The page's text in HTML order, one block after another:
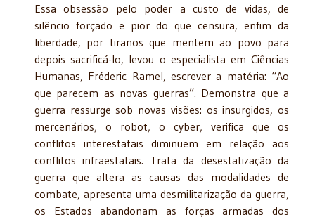
Essa obsessão pelo poder a custo de vidas, de
silêncio forçado e pior do que censura, enfim da
liberdade, por tiranos que mentem ao povo para
depois sacrificá-lo, levou o especialista em Ciências
Humanas, Fréderic Ramel, escrever a matéria: “Ao
que parecem as novas guerras”. Demonstra que a
guerra ressurge sob novas visões: os insurgidos, os
mercenários, o robot, o cyber, verifica que os
conflitos interestatais diminuem em relação aos
conflitos infraestatais. Trata da desestatização da
guerra que altera as causas das modalidades de
combate, apresenta uma desmilitarização da guerra,
os Estados abandonam as forças armadas dos